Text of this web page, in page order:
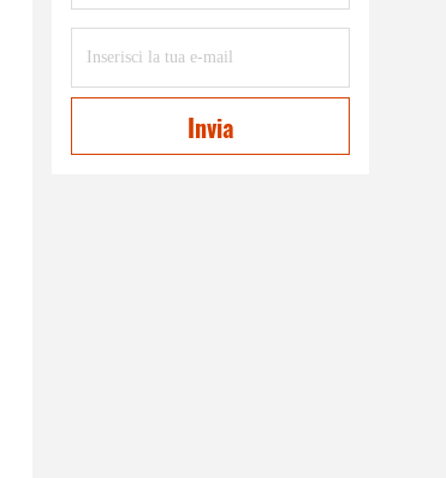
Invia